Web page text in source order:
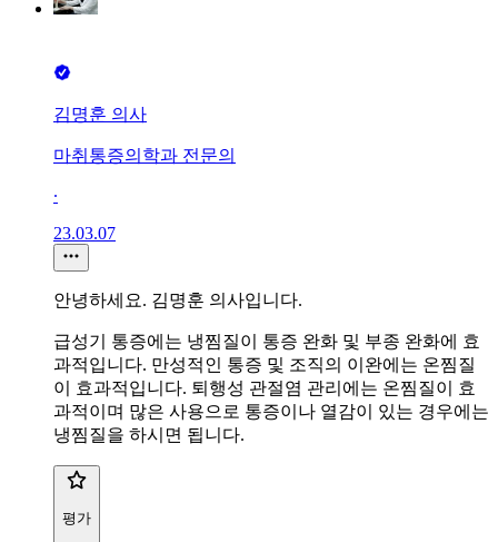
김명훈 의사
마취통증의학과 전문의
∙
23.03.07
안녕하세요. 김명훈 의사입니다.
급성기 통증에는 냉찜질이 통증 완화 및 부종 완화에 효
과적입니다. 만성적인 통증 및 조직의 이완에는 온찜질
이 효과적입니다. 퇴행성 관절염 관리에는 온찜질이 효
과적이며 많은 사용으로 통증이나 열감이 있는 경우에는
냉찜질을 하시면 됩니다.
평가